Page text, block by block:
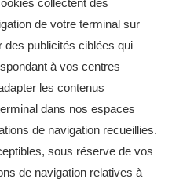
collectent des
de votre terminal sur
des publicités ciblées qui
à vos centres
les contenus
dans nos espaces
de navigation recueillies.
sous réserve de vos
de navigation relatives à